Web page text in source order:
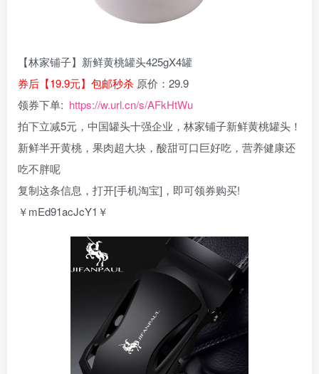
【林家铺子】新鲜黄桃罐头425gX4罐
券后【19.9元】包邮秒杀 原价：29.9
领券下单: https://w.url.cn/s/AFkHtWu
拍下立减5元，中国罐头十强企业，林家铺子新鲜黄桃罐头！
新鲜半开黄桃，果肉超大块，酸甜可口巨好吃，营养健康还
吃不胖呢
复制这条信息，打开[手机淘宝]，即可领券购买!
￥mEd91acJcY1￥